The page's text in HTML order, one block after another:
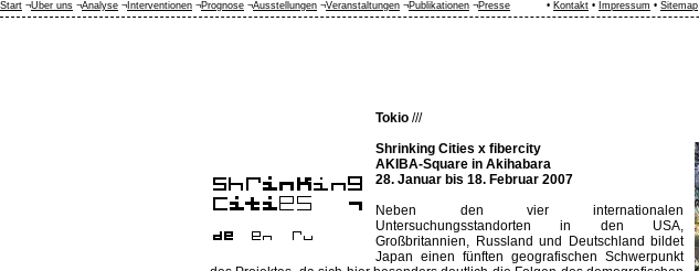
Tokio ///
Shrinking Cities x fibercity
AKIBA-Square in Akihabara
28. Januar bis 18. Februar 2007
Neben den vier internationalen
Untersuchungsstandorten in den USA,
Großbritannien, Russland und Deutschland bildet
Japan einen fünften geografischen Schwerpunkt
Start ¬Über uns ¬Analyse ¬ Interventionen ¬Prognose ¬Ausstellungen ¬Veranstaltungen ¬Publikationen ¬Presse • Kontakt • Impressum • Sitemap